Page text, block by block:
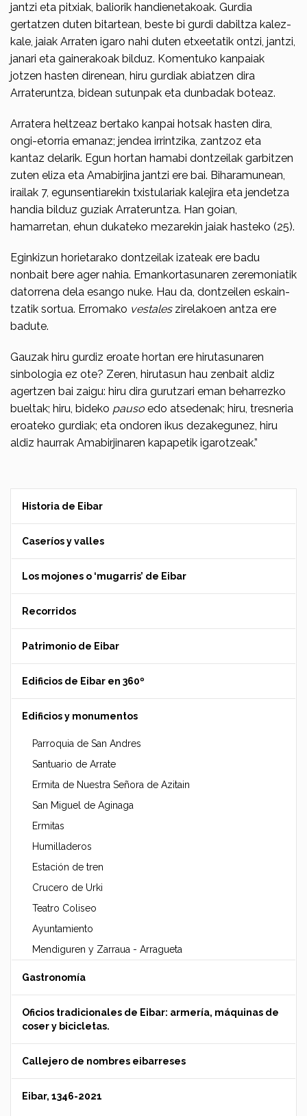
jantzi eta pitxiak, baliorik handienetakoak. Gurdia
gertatzen duten bitartean, beste bi gurdi dabiltza kalez-
kale, jaiak Arraten igaro nahi duten etxeetatik ontzi, jantzi,
janari eta gainerakoak bilduz. Komentuko kanpaiak
jotzen hasten dire­nean, hiru gurdiak abiatzen dira
Arrateruntza, bidean sutunpak eta dunbadak boteaz.
Arratera heltzeaz bertako kanpai hotsak hasten dira,
ongi-etorria emanaz; jendea irrintzika, zantzoz eta
kantaz delarik. Egun hortan hamabi dontzeilak garbitzen
zuten eliza eta Amabirjina jantzi ere bai. Biharamunean,
irailak 7, egunsentia­rekin txistulariak kalejira eta jendetza
handia bilduz guziak Arrateruntza. Han goian,
hamarretan, ehun dukateko mezarekin jaiak hasteko (25).
Eginkizun horietarako dontzeilak izateak ere badu
nonbait bere ager nahia. Eman­kortasunaren zeremo­niatik
datorrena dela esango nuke. Hau da, dontzeilen eskain­
tzatik sortua. Erromako vestaleszirela­koen antza ere
badute.
Gauzak hiru gurdiz eroate hortan ere hirutasunaren
sinbologia ez ote? Zeren, hirutasun hau zenbait aldiz
agertzen bai zaigu: hiru dira gurutzari eman beha­rrezko
bueltak; hiru, bideko pauso edo atse­denak; hiru, tresneria
eroateko gur­diak; eta ondoren ikus dezakegunez, hiru
aldiz haurrak Amabirji­naren kapapetik igarotzeak.”
Historia de Eibar
Caseríos y valles
Los mojones o ‘mugarris’ de Eibar
Recorridos
Patrimonio de Eibar
Edificios de Eibar en 360º
Edificios y monumentos
Parroquia de San Andres
Santuario de Arrate
Ermita de Nuestra Señora de Azitain
San Miguel de Aginaga
Ermitas
Humilladeros
Estación de tren
Crucero de Urki
Teatro Coliseo
Ayuntamiento
Mendiguren y Zarraua - Arragueta
Gastronomía
Oficios tradicionales de Eibar: armería, máquinas de
coser y bicicletas.
Callejero de nombres eibarreses
Eibar, 1346-2021